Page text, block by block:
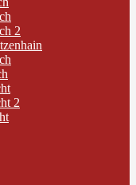
2
2